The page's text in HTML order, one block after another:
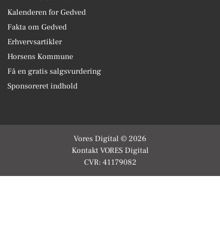
Kalenderen for Gedved
Fakta om Gedved
Erhvervsartikler
Horsens Kommune
Få en gratis salgsvurdering
Sponsoreret indhold
Vores Digital © 2026
Kontakt VORES Digital
CVR: 41179082